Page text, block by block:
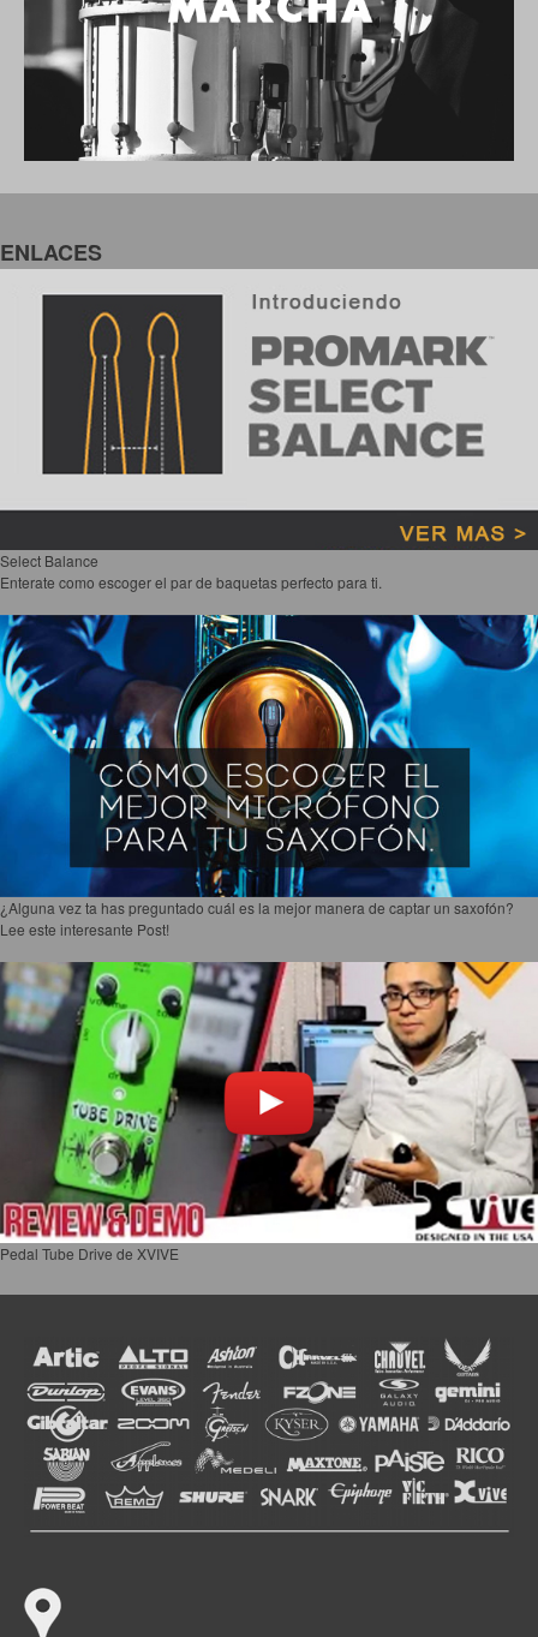
ENLACES
Select Balance
Enterate como escoger el par de baquetas perfecto para ti.
¿Alguna vez ta has preguntado cuál es la mejor manera de captar un saxofón?
Lee este interesante Post!
Pedal Tube Drive de XVIVE